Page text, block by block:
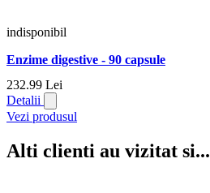
indisponibil
Enzime digestive - 90 capsule
232.99 Lei
Detalii
Vezi produsul
Alti clienti au vizitat si...